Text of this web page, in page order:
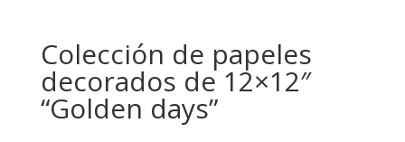
Colección de papeles
decorados de 12×12″
“Golden days”